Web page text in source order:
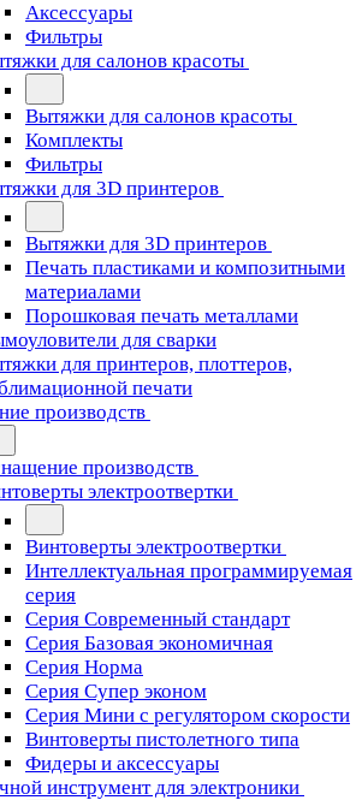
Аксессуары
Фильтры
для салонов красоты
Вытяжки для салонов красоты
Комплекты
Фильтры
для 3D принтеров
Вытяжки для 3D принтеров
Печать пластиками и композитными
материалами
Порошковая печать металлами
для сварки
для принтеров, плоттеров,
печати
производств
производств
электроотвертки
Винтоверты электроотвертки
Интеллектуальная программируемая
серия
Серия Современный стандарт
Серия Базовая экономичная
Серия Норма
Серия Cупер эконом
Серия Мини с регулятором скорости
Винтоверты пистолетного типа
Фидеры и аксессуары
инструмент для электроники